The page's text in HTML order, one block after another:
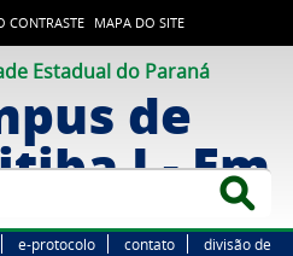
CONTRASTE MAPA DO SITE
Estadual do Paraná
de
I -
e-protocolo contato
divisão de